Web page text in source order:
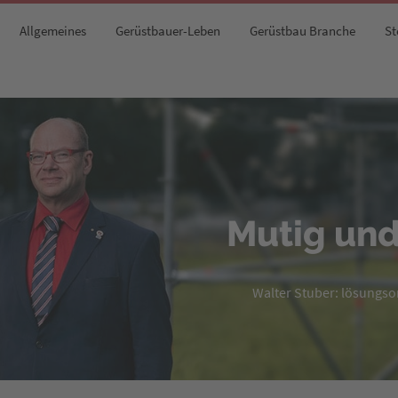
Allgemeines Gerüstbauer-Leben Gerüstbau Branche
Mutig
Walter Stuber: